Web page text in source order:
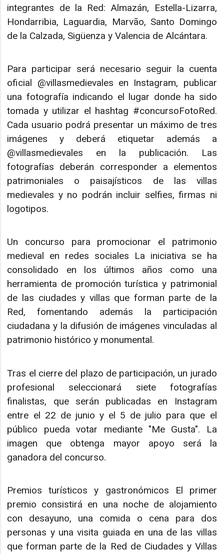
integrantes de la Red: Almazán, Estella-Lizarra,
Hondarribia, Laguardia, Marvão, Santo Domingo
de la Calzada, Sigüenza y Valencia de Alcántara.
Para participar será necesario seguir la cuenta
oficial @villasmedievales en Instagram, publicar
una fotografía indicando el lugar donde ha sido
tomada y utilizar el hashtag #concursoFotoRed.
Cada usuario podrá presentar un máximo de tres
imágenes y deberá etiquetar además a
@villasmedievales en la publicación. Las
fotografías deberán corresponder a elementos
patrimoniales o paisajísticos de las villas
medievales y no podrán incluir selfies, firmas ni
logotipos.
Un concurso para promocionar el patrimonio
medieval en redes sociales La iniciativa se ha
consolidado en los últimos años como una
herramienta de promoción turística y patrimonial
de las ciudades y villas que forman parte de la
Red, fomentando además la participación
ciudadana y la difusión de imágenes vinculadas al
patrimonio histórico y monumental.
Tras el cierre del plazo de participación, un jurado
profesional seleccionará siete fotografías
finalistas, que serán publicadas en Instagram
entre el 22 de junio y el 5 de julio para que el
público pueda votar mediante "Me Gusta". La
imagen que obtenga mayor apoyo será la
ganadora del concurso.
Premios turísticos y gastronómicos El primer
premio consistirá en una noche de alojamiento
con desayuno, una comida o cena para dos
personas y una visita guiada en una de las villas
que forman parte de la Red de Ciudades y Villas